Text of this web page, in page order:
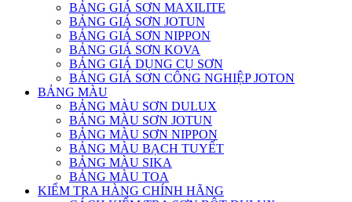
BẢNG GIÁ SƠN MAXILITE
BẢNG GIÁ SƠN JOTUN
BẢNG GIÁ SƠN NIPPON
BẢNG GIÁ SƠN KOVA
BẢNG GIÁ DỤNG CỤ SƠN
BẢNG GIÁ SƠN CÔNG NGHIỆP JOTON
BẢNG MÀU
BẢNG MÀU SƠN DULUX
BẢNG MÀU SƠN JOTUN
BẢNG MÀU SƠN NIPPON
BẢNG MÀU BẠCH TUYẾT
BẢNG MÀU SIKA
BẢNG MÀU TOA
KIỂM TRA HÀNG CHÍNH HÃNG